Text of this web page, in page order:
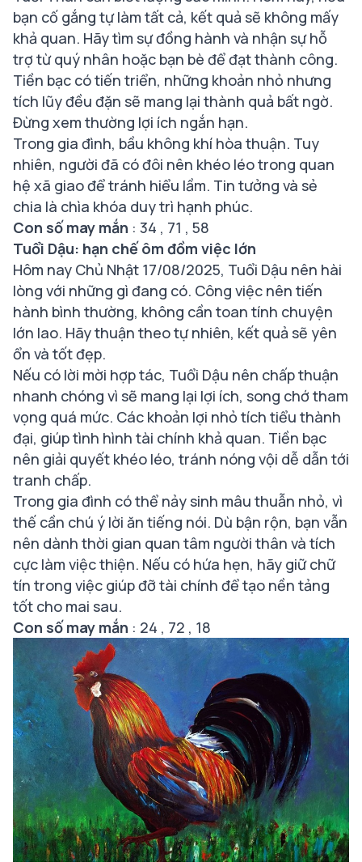
bạn cố gắng tự làm tất cả, kết quả sẽ không mấy
khả quan. Hãy tìm sự đồng hành và nhận sự hỗ
trợ từ quý nhân hoặc bạn bè để đạt thành công.
Tiền bạc có tiến triển, những khoản nhỏ nhưng
tích lũy đều đặn sẽ mang lại thành quả bất ngờ.
Đừng xem thường lợi ích ngắn hạn.
Trong gia đình, bầu không khí hòa thuận. Tuy
nhiên, người đã có đôi nên khéo léo trong quan
hệ xã giao để tránh hiểu lầm. Tin tưởng và sẻ
chia là chìa khóa duy trì hạnh phúc.
Con số may mắn : 34 , 71 , 58
Tuổi Dậu: hạn chế ôm đồm việc lớn
Hôm nay Chủ Nhật 17/08/2025, Tuổi Dậu nên hài
lòng với những gì đang có. Công việc nên tiến
hành bình thường, không cần toan tính chuyện
lớn lao. Hãy thuận theo tự nhiên, kết quả sẽ yên
ổn và tốt đẹp.
Nếu có lời mời hợp tác, Tuổi Dậu nên chấp thuận
nhanh chóng vì sẽ mang lại lợi ích, song chớ tham
vọng quá mức. Các khoản lợi nhỏ tích tiểu thành
đại, giúp tình hình tài chính khả quan. Tiền bạc
nên giải quyết khéo léo, tránh nóng vội dễ dẫn tới
tranh chấp.
Trong gia đình có thể nảy sinh mâu thuẫn nhỏ, vì
thế cần chú ý lời ăn tiếng nói. Dù bận rộn, bạn vẫn
nên dành thời gian quan tâm người thân và tích
cực làm việc thiện. Nếu có hứa hẹn, hãy giữ chữ
tín trong việc giúp đỡ tài chính để tạo nền tảng
tốt cho mai sau.
Con số may mắn : 24 , 72 , 18